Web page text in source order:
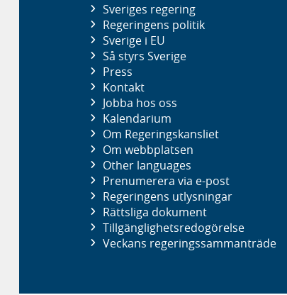
Sveriges regering
Regeringens politik
Sverige i EU
Så styrs Sverige
Press
Kontakt
Jobba hos oss
Kalendarium
Om Regeringskansliet
Om webbplatsen
Other languages
Prenumerera via e-post
Regeringens utlysningar
Rättsliga dokument
Tillgänglighetsredogörelse
Veckans regeringssammanträde